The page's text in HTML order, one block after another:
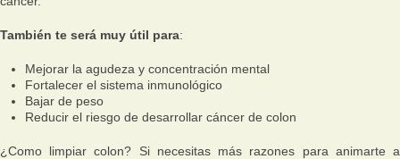
También te será muy útil para:
Mejorar la agudeza y concentración mental
Fortalecer el sistema inmunológico
Bajar de peso
Reducir el riesgo de desarrollar cáncer de colon
¿Como limpiar colon? Si necesitas más razones para animarte a